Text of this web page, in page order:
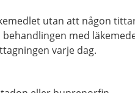
utan att någon
med
varje dag.